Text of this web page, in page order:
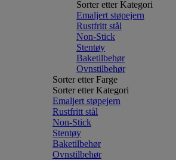
Sorter etter Kategori
Emaljert støpejern
Rustfritt stål
Non-Stick
Stentøy
Baketilbehør
Ovnstilbehør
Sorter etter Farge
Sorter etter Kategori
Emaljert støpejern
Rustfritt stål
Non-Stick
Stentøy
Baketilbehør
Ovnstilbehør